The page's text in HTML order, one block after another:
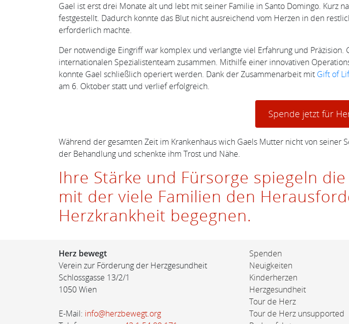
Gael ist erst drei Monate alt und lebt mit seiner Familie in Santo Domingo.
festgestellt. Dadurch konnte das Blut nicht ausreichend vom Herzen in den
erforderlich machte.
Der notwendige Eingriff war komplex und verlangte viel Erfahrung und
internationalen Spezialistenteam zusammen. Mithilfe einer innovativen
konnte Gael schließlich operiert werden. Dank der Zusammenarbeit mit Gift of
am 6. Oktober statt und verlief erfolgreich.
Spende jetzt für
Während der gesamten Zeit im Krankenhaus wich Gaels Mutter nicht von
der Behandlung und schenkte ihm Trost und Nähe.
Ihre Stärke und Fürsorge spiegeln
mit der viele Familien den
Herzkrankheit begegnen.
Herz bewegt
Verein zur Förderung der Herzgesundheit
Schlossgasse 13/2/1
1050 Wien
E-Mail: info@herzbewegt.org
Spenden
Neuigkeiten
Kinderherzen
Herzgesundheit
Tour de Herz
Tour de Herz unsupported